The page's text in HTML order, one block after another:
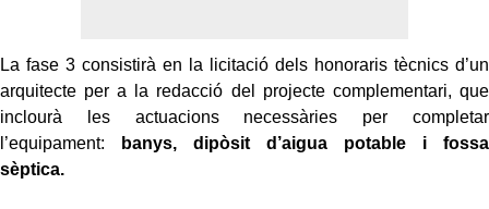
La fase 3 consistirà en la licitació dels honoraris tècnics d’un
arquitecte per a la redacció del projecte complementari, que
inclourà les actuacions necessàries per completar
l’equipament:
banys, dipòsit d’aigua potable i fossa
sèptica.